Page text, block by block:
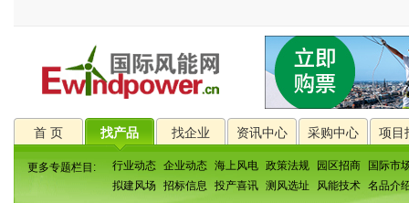
首 页 找产品 找企业 资讯中心 采购中心 项目
更多专题栏目: 行业动态 企业动态 海上风电 政策法规 园区招商
国际市
拟建风场
招标信息 投产喜讯 测风选址 风能技术 名品介